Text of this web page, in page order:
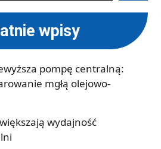
wpisy
pompę centralną:
mgłą olejowo-
wydajność